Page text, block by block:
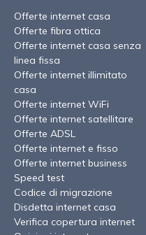
Offerte internet casa
Offerte fibra ottica
Offerte internet casa senza
linea fissa
Offerte internet illimitato
casa
Offerte internet WiFi
Offerte internet satellitare
Offerte ADSL
Offerte internet e fisso
Offerte internet business
Speed test
Codice di migrazione
Disdetta internet casa
Verifica copertura internet